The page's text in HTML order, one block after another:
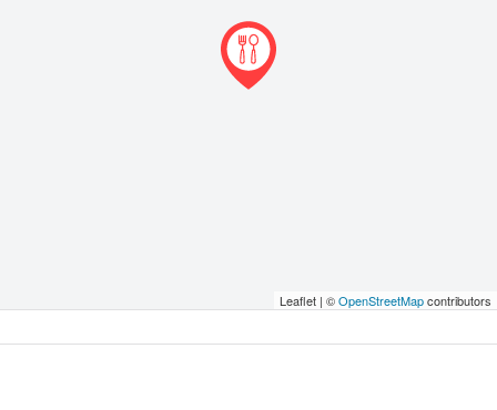
Leaflet | ©OpenStreetMapcontributors